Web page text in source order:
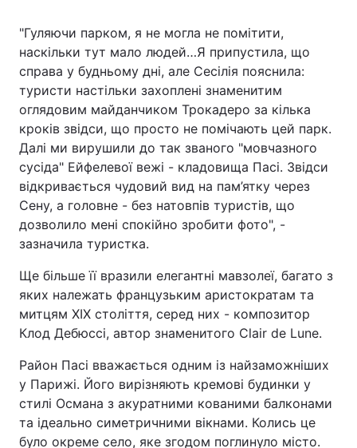
"Гуляючи парком, я не могла не помітити,
наскільки тут мало людей…Я припустила, що
справа у будньому дні, але Сесілія пояснила:
туристи настільки захоплені знаменитим
оглядовим майданчиком Трокадеро за кілька
кроків звідси, що просто не помічають цей парк.
Далі ми вирушили до так званого "мовчазного
сусіда" Ейфелевої вежі - кладовища Пасі. Звідси
відкривається чудовий вид на пам’ятку через
Сену, а головне - без натовпів туристів, що
дозволило мені спокійно зробити фото", -
зазначила туристка.
Ще більше її вразили елегантні мавзолеї, багато з
яких належать французьким аристократам та
митцям XIX століття, серед них - композитор
Клод Дебюссі, автор знаменитого Clair de Lune.
Район Пасі вважається одним із найзаможніших
у Парижі. Його вирізняють кремові будинки у
стилі Османа з акуратними кованими балконами
та ідеально симетричними вікнами. Колись це
було окреме село, яке згодом поглинуло місто.